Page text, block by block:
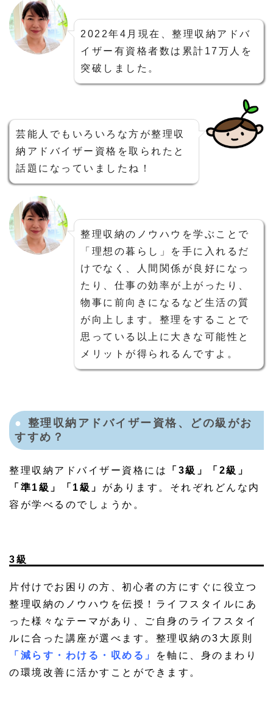
2022年4月現在、整理収納アドバ
イザー有資格者数は累計17万人を
突破しました。
芸能人でもいろいろな方が整理収
納アドバイザー資格を取られたと
話題になっていましたね！
整理収納のノウハウを学ぶことで
「理想の暮らし」を手に入れるだ
けでなく、人間関係が良好になっ
たり、仕事の効率が上がったり、
物事に前向きになるなど生活の質
が向上します。整理をすることで
思っている以上に大きな可能性と
メリットが得られるんですよ。
整理収納アドバイザー資格、どの級がお
すすめ ？
整理収納アドバイザー資格には
「3級」「2級」
「準1級」「1級」 があります。それぞれどんな内
容が学べるのでしょうか。
3級
片付けでお困りの方、初心者の方にすぐに役立つ
整理収納のノウハウを伝授！ライフスタイルにあ
った様々なテーマがあり、ご自身のライフスタイ
ルに合った講座が選べます。整理収納の3大原則
「減らす・わける・収める」
を軸に、身のまわり
の環境改善に活かすことができます。